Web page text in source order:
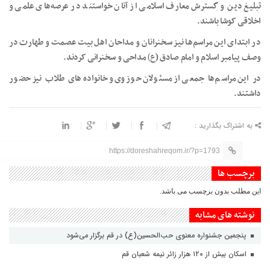
تبلیغ دین و گسترش معارف اسلامی از آنان خواستند در عرصه‌های علمی و
اخلاقی کوشا باشند.
در ابتدای این مراسم‌ها نیز سخنرانان و مداحان اهل بیت عصمت و طهارت در
وصف پیامبر اسلام و امام صادق (ع)مداحی و سخنرانی کردند.
در این مراسم‌ها جمعی از مسئولان حوزوی و خانواده‌های طلاب نیز حضور
داشتند.
به اشتراک بگذارید :
https://doreshahreqom.ir/?p=1793
برچسب ها
این مطلب بدون برچسب می باشد.
نوشته های مشابه
پنجمین جشنواره معنوی حب‌الحسین(ع) در قم برگزار می‌شود
اسکان بیش از ۱۲۰ هزار زائر نیمه شعبان قم